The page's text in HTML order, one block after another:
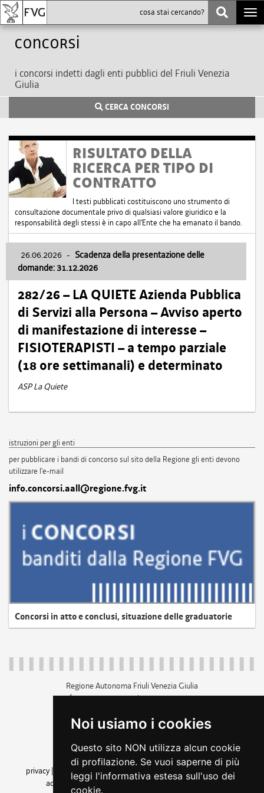
Noi usiamo i cookies
Questo sito NON utilizza alcun cookie
di profilazione. Se vuoi saperne di più
leggi l'informativa estesa sull'uso dei
cookie.
Concorsi
i concorsi indetti dagli enti pubblici del Friuli Venezia
Giulia
CERCA CONCORSI
RISULTATO DELLA
RICERCA PER TIPO DI
CONTRATTO
I testi pubblicati costituiscono uno strumento di
consultazione documentale privo di qualsiasi valore giuridico e la
responsabilità degli stessi è in capo all'Ente che ha emanato il bando.
26.06.2026 - Scadenza della presentazione delle
domande: 31.12.2026
282/26 – LA QUIETE Azienda Pubblica
di Servizi alla Persona – Avviso aperto
di manifestazione di interesse –
FISIOTERAPISTI – a tempo parziale
(18 ore settimanali) e determinato
ASP La Quiete
istruzioni per gli enti
per pubblicare i bandi di concorso sul sito della Regione gli enti devono
utilizzare l'e-mail
info.concorsi.aall@regione.fvg.it
Concorsi in atto e conclusi, situazione delle graduatorie
Regione Autonoma Friuli Venezia Giulia
c.f. 80014930327; p.iva 00526040324
+39 040 3771111
amministrazione trasparente
privacy
cookie |note legali accessibilità
dichiarazione di
accessibilità| feedback cambio preferenze cookie